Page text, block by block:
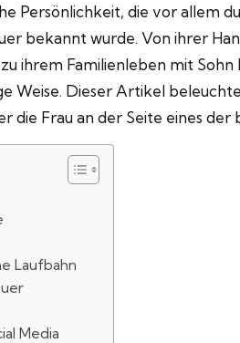
Persönlichkeit, die vor allem
bekannt wurde. Von ihrer
ihrem Familienleben mit
Weise. Dieser Artikel
die Frau an der Seite eines
Laufbahn
Media